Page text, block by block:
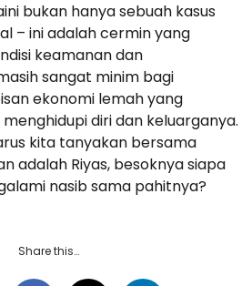
bukan hanya sebuah kasus
– ini adalah cermin yang
keamanan dan
sangat minim bagi
ekonomi lemah yang
diri dan keluarganya.
kita tanyakan bersama
adalah Riyas, besoknya siapa
nasib sama pahitnya?
Share this…